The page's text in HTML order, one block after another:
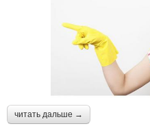
читать дальше →